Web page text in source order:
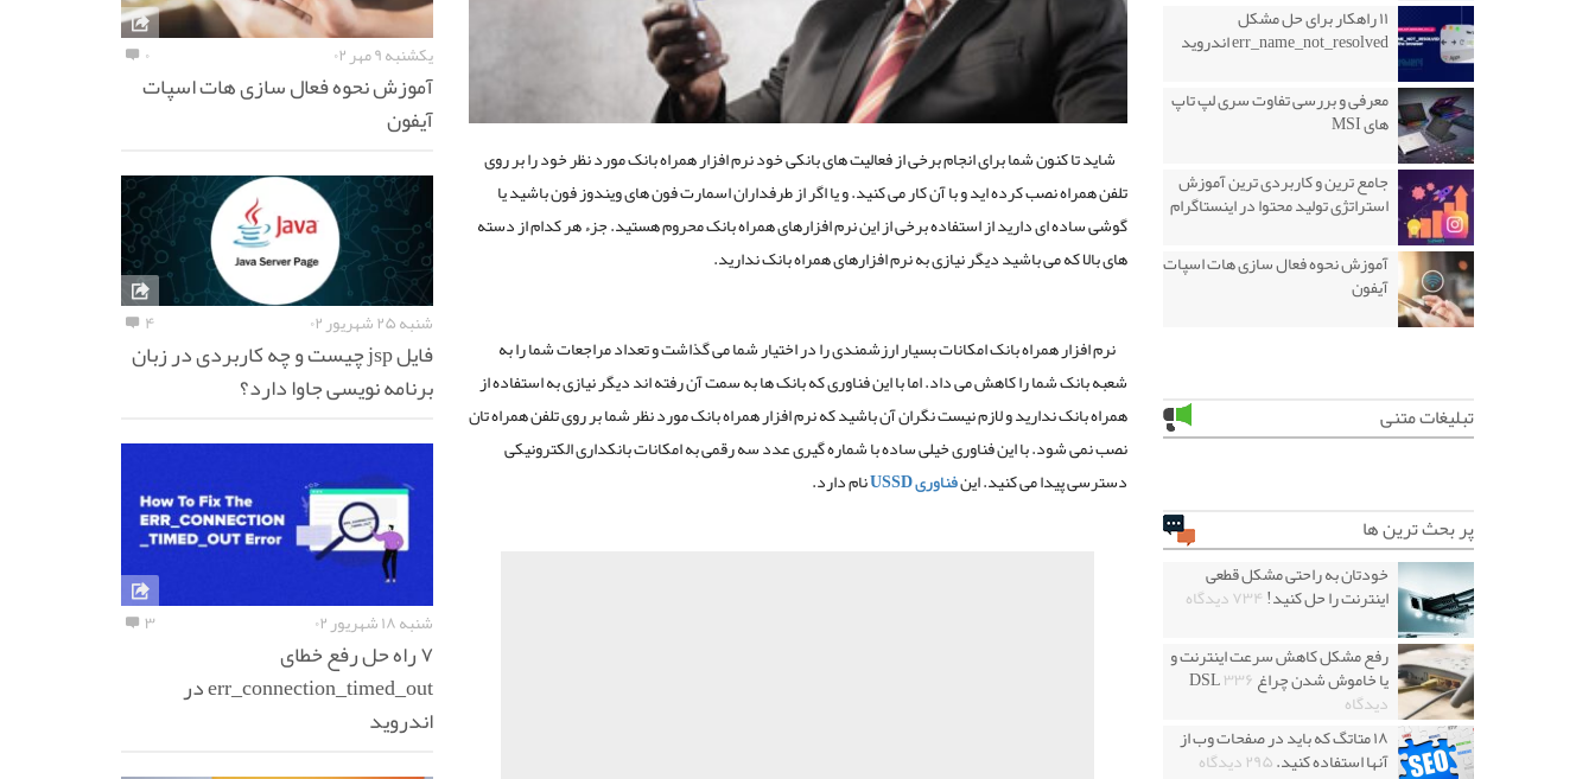
شاید تا کنون شما برای انجام برخی از فعالیت های بانکی خود نرم افزار همراه بانک مورد نظر خود را بر روی
تلفن همراه نصب کرده اید و با آن کار می کنید. و یا اگر از طرفداران اسمارت فون های ویندوز فون باشید یا
گوشی ساده ای دارید از استفاده برخی از این نرم افزارهای همراه بانک محروم هستید. جزء هر کدام از دسته
های بالا که می باشید دیگر نیازی به نرم افزارهای همراه بانک ندارید.
نرم افزار همراه بانک امکانات بسیار ارزشمندی را در اختیار شما می گذاشت و تعداد مراجعات شما را به
شعبه بانک شما را کاهش می داد. اما با این فناوری که بانک ها به سمت آن رفته اند دیگر نیازی به استفاده از
همراه بانک ندارید و لازم نیست نگران آن باشید که نرم افزار همراه بانک مورد نظر شما بر روی تلفن همراه تان
نصب نمی شود. با این فناوری خیلی ساده با شماره گیری عدد سه رقمی به امکانات بانکداری الکترونیکی
دسترسی پیدا می کنید. اینفناوری USSD نام دارد.
۱۱ راهکار برای حل مشکل
err_name_not_resolved اندروید
معرفی و بررسی تفاوت سری لپ تاپ
های MSI
جامع ترین و کاربردی ترین آموزش
استراتژی تولید محتوا در اینستاگرام
آموزش نحوه فعال سازی هات اسپات
آیفون
تبلیغات متنی
پر بحث ترین ها
خودتان به راحتی مشکل قطعی
اینترنت را حل کنید!۷۳۴ دیدگاه
رفع مشکل کاهش سرعت اینترنت و
یا خاموش شدن چراغ DSL۳۳۶
دیدگاه
۱۸ متاتگ که باید در صفحات وب از
آنها استفاده کنید.۲۹۵ دیدگاه
یکشنبه ۹ مهر ۰۲ ۰
آموزش نحوه فعال سازی هات اسپات
آیفون
شنبه ۲۵ شهریور ۰۲ ۴
فایل jsp چیست و چه کاربردی در زبان
برنامه نویسی جاوا دارد؟
شنبه ۱۸ شهریور ۰۲ ۳
۷ راه حل رفع خطای
err_connection_timed_out در
اندروید